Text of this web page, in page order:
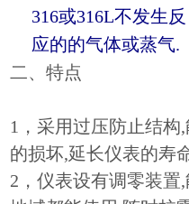
316或316L不发生反
应的的气体或蒸气.
二、特点
1，采用过压防止结
的损坏,延长仪表的寿
2，仪表设有调零装置